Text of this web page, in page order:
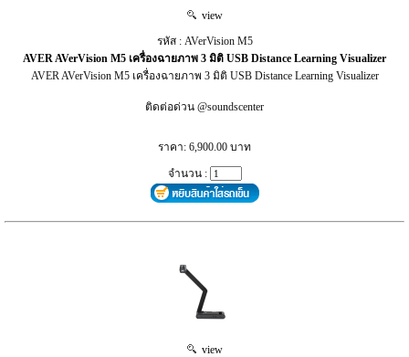
view
รหัส : AVerVision M5
AVER AVerVision M5 เครื่องฉายภาพ 3 มิติ USB Distance Learning Visualizer
AVER AVerVision M5 เครื่องฉายภาพ 3 มิติ USB Distance Learning Visualizer
ติดต่อด่วน @soundscenter
ราคา: 6,900.00 บาท
จำนวน :
view